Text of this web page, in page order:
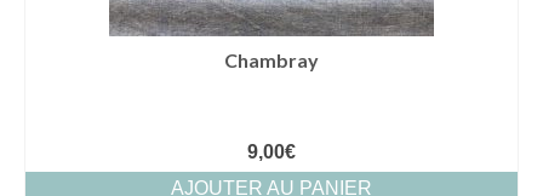
Chambray
9,00€
AJOUTER AU PANIER